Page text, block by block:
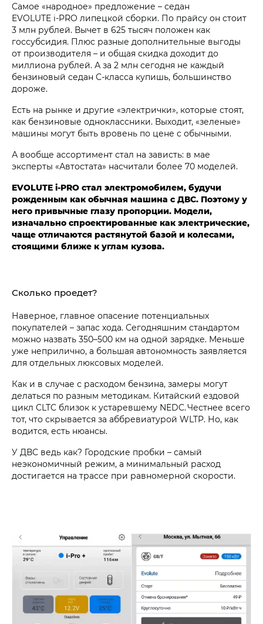
Самое «народное» предложение – седан
EVOLUTE i‑PRO липецкой сборки. По прайсу он стоит
3 млн рублей. Вычет в 625 тысяч положен как
госсубсидия. Плюс разные дополнительные выгоды
от производителя – и общая скидка доходит до
миллиона рублей. А за 2 млн сегодня не каждый
бензиновый седан С‑класса купишь, большинство
дороже.
Есть на рынке и другие «электрички», которые стоят,
как бензиновые одноклассники. Выходит, «зеленые»
машины могут быть вровень по цене с обычными.
А вообще ассортимент стал на зависть: в мае
эксперты «Автостата» насчитали более 70 моделей.
EVOLUTE i‑PRO стал электромобилем, будучи
рожденным как обычная машина с ДВС. Поэтому у
него привычные глазу пропорции. Модели,
изначально спроектированные как электрические,
чаще отличаются растянутой базой и колесами,
стоящими ближе к углам кузова.
Сколько проедет?
Наверное, главное опасение потенциальных
покупателей – запас хода. Сегодняшним стандартом
можно назвать 350–500 км на одной зарядке. Меньше
уже неприлично, а большая автономность заявляется
для отдельных люксовых моделей.
Как и в случае с расходом бензина, замеры могут
делаться по разным методикам. Китайский ездовой
цикл CLTC близок к устаревшему NEDC. Честнее всего
тот, что скрывается за аббревиатурой WLTP. Но, как
водится, есть нюансы.
У ДВС ведь как? Городские пробки – самый
неэкономичный режим, а минимальный расход
достигается на трассе при равномерной скорости.